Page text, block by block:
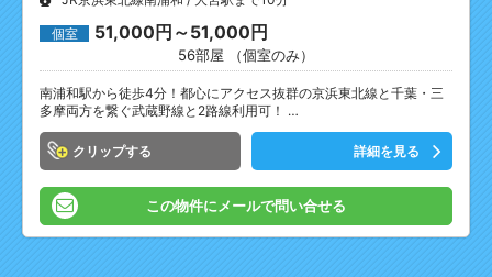
個室 51,000円～51,000円
56部屋 （個室のみ）
南浦和駅から徒歩4分！都心にアクセス抜群の京浜東北線と千葉・三
多摩両方を繋ぐ武蔵野線と2路線利用可！ …
クリップ 詳細を見る
この物件にメールで問い合せる